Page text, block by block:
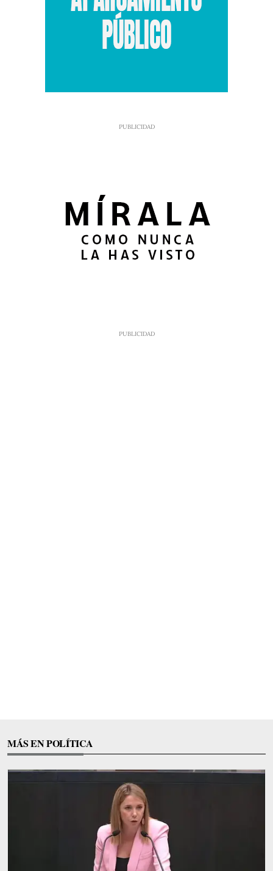
MÁS EN POLÍTICA